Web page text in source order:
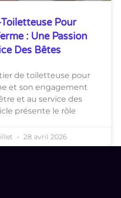
Pour
: Une Passion
Des Bêtes
de toiletteuse pour
et son engagement
et au service des
présente le rôle
28 avril 2026